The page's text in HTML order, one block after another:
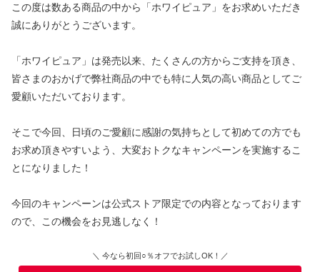
この度は数ある商品の中から「ホワイピュア」をお求めいただき
誠にありがとうございます。
「ホワイピュア」は発売以来、たくさんの方からご支持を頂き、
皆さまのおかげで弊社商品の中でも特に人気の高い商品としてご
愛顧いただいております。
そこで今回、日頃のご愛顧に感謝の気持ちとして初めての方でも
お求め頂きやすいよう、大変おトクなキャンペーンを実施するこ
とになりました！
今回のキャンペーンは公式ストア限定での内容となっております
ので、この機会をお見逃しなく！
＼ 今なら初回○％オフでお試しOK！／